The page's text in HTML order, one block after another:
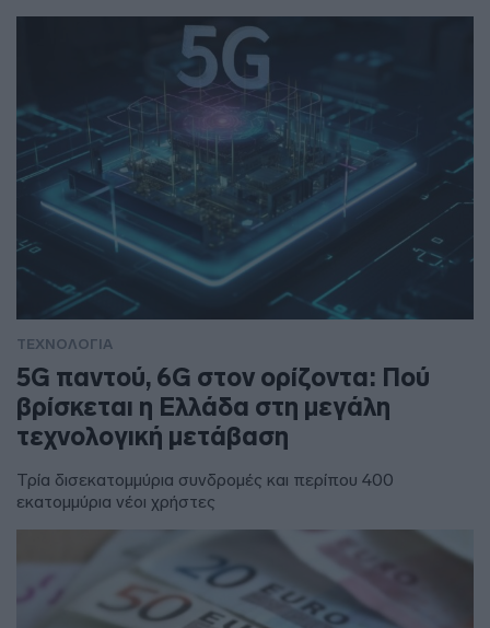
ΤΕΧΝΟΛΟΓΙΑ
5G παντού, 6G στον ορίζοντα: Πού
βρίσκεται η Ελλάδα στη μεγάλη
τεχνολογική μετάβαση
Τρία δισεκατομμύρια συνδρομές και περίπου 400
εκατομμύρια νέοι χρήστες